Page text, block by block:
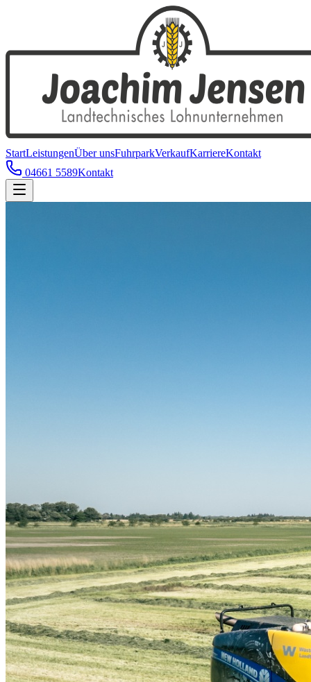
StartLeistungenÜber unsFuhrparkVerkaufKarriereKontakt
04661 5589Kontakt